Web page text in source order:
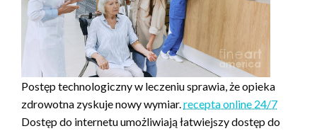
Postęp technologiczny w leczeniu sprawia, że opieka
zdrowotna zyskuje nowy wymiar.recepta online 24/7
Dostęp do internetu umożliwiają łatwiejszy dostęp do